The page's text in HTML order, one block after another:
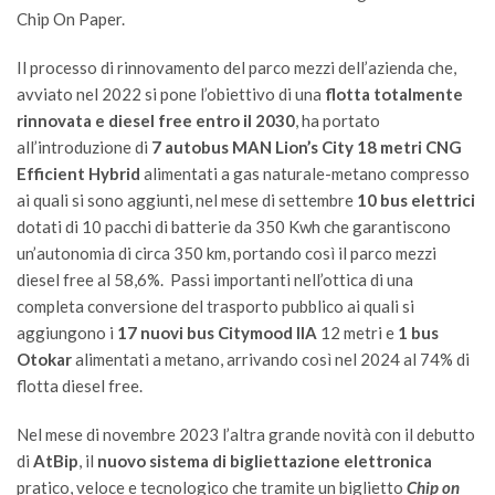
Chip On Paper.
Il processo di rinnovamento del parco mezzi dell’azienda che,
avviato nel 2022 si pone l’obiettivo di una flotta totalmente
rinnovata e diesel free entro il 2030, ha portato
all’introduzione di 7 autobus MAN Lion’s City 18 metri CNG
Efficient Hybrid alimentati a gas naturale-metano compresso
ai quali si sono aggiunti, nel mese di settembre 10 bus elettrici
dotati di 10 pacchi di batterie da 350 Kwh che garantiscono
un’autonomia di circa 350 km, portando così il parco mezzi
diesel free al 58,6%. Passi importanti nell’ottica di una
completa conversione del trasporto pubblico ai quali si
aggiungono i 17 nuovi bus Citymood IIA 12 metri e 1 bus
Otokaralimentati a metano, arrivando così nel 2024 al 74% di
flotta diesel free.
Nel mese di novembre 2023 l’altra grande novità con il debutto
di AtBip, il nuovo sistema di bigliettazione elettronica
pratico, veloce e tecnologico che tramite un biglietto Chip on